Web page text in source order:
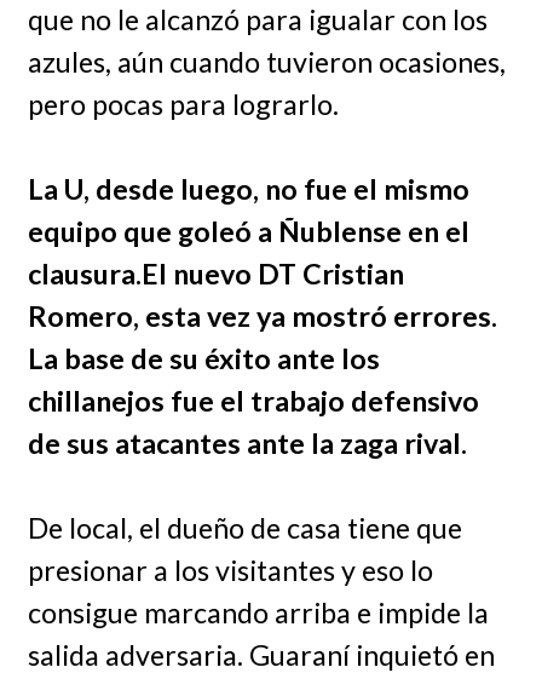
que no le alcanzó para igualar con los
azules, aún cuando tuvieron ocasiones,
pero pocas para lograrlo.
La U, desde luego, no fue el mismo
equipo que goleó a Ñublense en el
clausura.El nuevo DT Cristian
Romero, esta vez ya mostró errores.
La base de su éxito ante los
chillanejos fue el trabajo defensivo
de sus atacantes ante la zaga rival.
De local, el dueño de casa tiene que
presionar a los visitantes y eso lo
consigue marcando arriba e impide la
salida adversaria. Guaraní inquietó en